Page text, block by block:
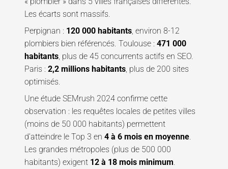
Les écarts sont massifs.
Perpignan : 120 000 habitants, environ 8-12
plombiers bien référencés. Toulouse : 471 000
habitants, plus de 45 concurrents actifs en SEO.
Paris : 2,2 millions habitants, plus de 200 sites
optimisés.
Une étude SEMrush 2024 confirme cette
observation : les requêtes locales de petites villes
(moins de 50 000 habitants) permettent
d’atteindre le Top 3 en 4 à 6 mois en moyenne.
Les grandes métropoles (plus de 500 000
habitants) exigent 12 à 18 mois minimum.